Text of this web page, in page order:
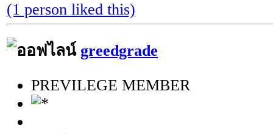
(1 person liked this)
greedgrade
PREVILEGE MEMBER